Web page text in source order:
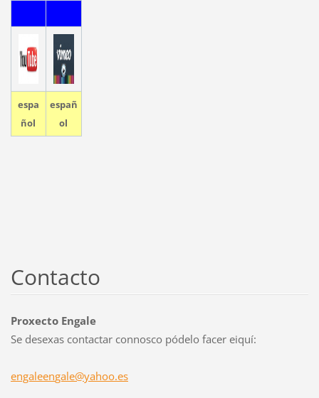
espa
ñol
españ
ol
Contacto
Proxecto Engale
Se desexas contactar connosco pódelo facer eiquí:
engaleengale@yahoo.es